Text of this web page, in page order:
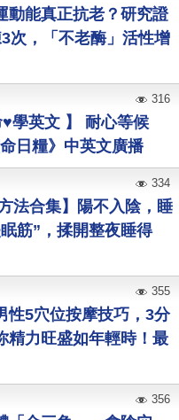
動能真正抗老？研究證
次，「不老酶」活性增
♥學英文 】 耐心等候
日糧》中英文廣播
316
法合集】陽不入陰，睡
筋”，揉開整夜睡得
334
性5穴位按摩技巧，3分
精力旺盛如年輕時！最
355
356